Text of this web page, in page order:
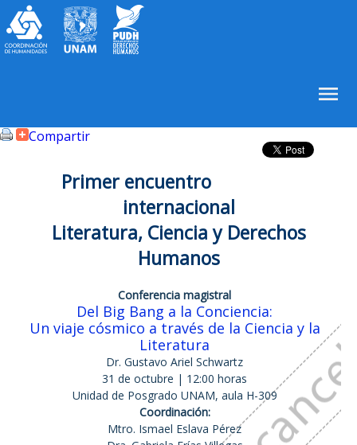
Compartir
Primer encuentro
internacional
Literatura, Ciencia y Derechos
Humanos
Conferencia magistral
Del Big Bang a la Conciencia:
Un viaje cósmico a través de la Ciencia y la
Literatura
Dr. Gustavo Ariel Schwartz
31 de octubre | 12:00 horas
Unidad de Posgrado UNAM, aula H-309
Coordinación:
Mtro. Ismael Eslava Pérez